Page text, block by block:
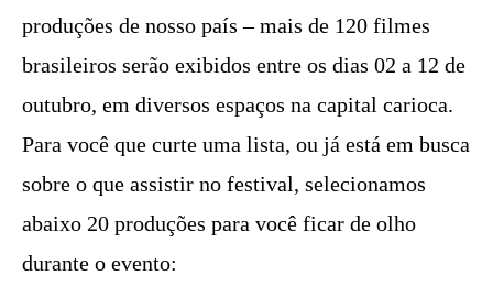
produções de nosso país – mais de 120 filmes
brasileiros serão exibidos entre os dias 02 a 12 de
outubro, em diversos espaços na capital carioca.
Para você que curte uma lista, ou já está em busca
sobre o que assistir no festival, selecionamos
abaixo 20 produções para você ficar de olho
durante o evento: